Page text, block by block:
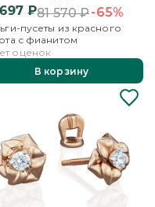
₽81 570₽-65%
пусеты из красного
с фианитом
оценок
В корзину